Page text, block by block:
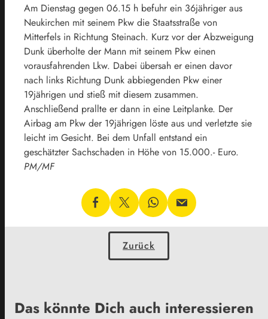
Am Dienstag gegen 06.15 h befuhr ein 36jähriger aus
Neukirchen mit seinem Pkw die Staatsstraße von
Mitterfels in Richtung Steinach. Kurz vor der Abzweigung
Dunk überholte der Mann mit seinem Pkw einen
vorausfahrenden Lkw. Dabei übersah er einen davor
nach links Richtung Dunk abbiegenden Pkw einer
19jährigen und stieß mit diesem zusammen.
Anschließend prallte er dann in eine Leitplanke. Der
Airbag am Pkw der 19jährigen löste aus und verletzte sie
leicht im Gesicht. Bei dem Unfall entstand ein
geschätzter Sachschaden in Höhe von 15.000.- Euro.
PM/MF
Zurück
Das könnte Dich auch interessieren